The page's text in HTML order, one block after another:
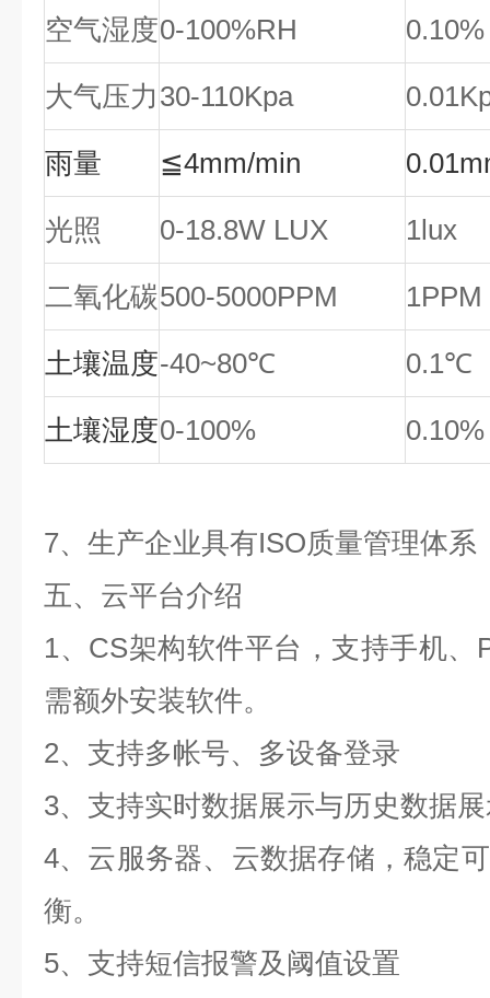
空气湿度0-100%RH 0.10%
大气压力 30-110Kpa
雨量 ≦4mm/min
光照 0-18.8W LUX 1lux
二氧化碳500-5000PPM 1PPM
土壤温度-40~80℃ 0.1℃
土壤湿度0-100% 0.10%
7、生产企业具有ISO质量管理体系
五、云平台介绍
1、 CS架构软件平台，支持手机、
需额外安装软件。
2、支持多帐号、多设备登录
3、支持实时数据展示与历史数据
4、云服务器、云数据存储，稳定
衡。
5、支持短信报警及阈值设置